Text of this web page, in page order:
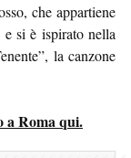
che appartiene
si è ispirato nella
la canzone
a Roma qui.